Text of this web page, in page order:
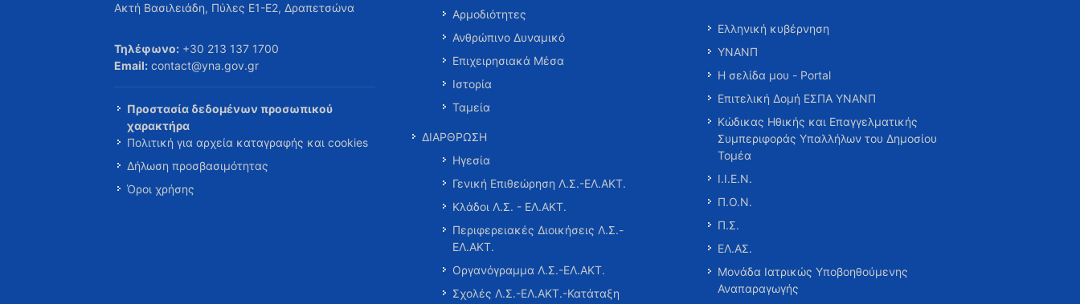
Ακτή Βασιλειάδη, Πύλες Ε1-Ε2, Δραπετσώνα
Τηλέφωνο: +30 213 137 1700
Email: contact@yna.gov.gr
Προστασία δεδομένων προσωπικού
χαρακτήρα
Πολιτική για αρχεία καταγραφής και cookies
Δήλωση προσβασιμότητας
Όροι χρήσης
Αρμοδιότητες
Ανθρώπινο Δυναμικό
Επιχειρησιακά Μέσα
Ιστορία
Ταμεία
ΔΙΑΡΘΡΩΣΗ
Ηγεσία
Γενική Επιθεώρηση Λ.Σ.-ΕΛ.ΑΚΤ.
Κλάδοι Λ.Σ. - ΕΛ.ΑΚΤ.
Περιφερειακές Διοικήσεις Λ.Σ.-
ΕΛ.ΑΚΤ.
Οργανόγραμμα Λ.Σ.-ΕΛ.ΑΚΤ.
Σχολές Λ.Σ.-ΕΛ.ΑΚΤ.-Κατάταξη
Ελληνική κυβέρνηση
ΥΝΑΝΠ
Η σελίδα μου - Portal
Επιτελική Δομή ΕΣΠΑ ΥΝΑΝΠ
Κώδικας Ηθικής και Επαγγελματικής
Συμπεριφοράς Υπαλλήλων του Δημοσίου
Τομέα
Ι.Ι.Ε.Ν.
Π.Ο.Ν.
Π.Σ.
ΕΛ.ΑΣ.
Μονάδα Ιατρικώς Υποβοηθούμενης
Αναπαραγωγής